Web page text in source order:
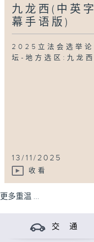
九龙西(中英字
幕手语版)
2025立法会选举论
坛-地方选区:九龙西
13/11/2025
收看
更多重温 ...
交 通